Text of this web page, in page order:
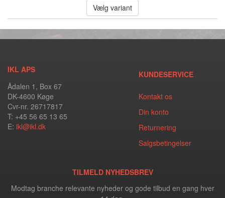
Vælg variant
IKL APS
Ådalen 1, Box 67
DK-4600 Køge
Cvr-nr. 26717817
T: +45 56 65 13 65
E: ikl@ikl.dk
KUNDESERVICE
Kontakt os
Din konto
Returnering
Salgsbetingelser
TILMELD NYHEDSBREV
Modtag branche relevante nyheder og gode tilbud en gang hver